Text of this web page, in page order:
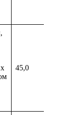
45,0